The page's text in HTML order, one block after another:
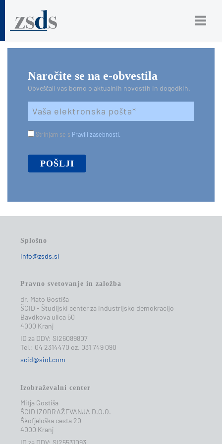
Naročite se na e-obvestila
Obveščali vas bomo o aktualnih novostih in dogodkih.
Strinjam se s Pravili zasebnosti.
Splošno
info@zsds.si
Pravno svetovanje in založba
dr. Mato Gostiša
ŠCID - Študijski center za industrijsko demokracijo
Bavdkova ulica 50
4000 Kranj
ID za DDV: SI26089807
Tel.: 04 2314470 oz. 031 749 090
scid@siol.com
Izobraževalni center
Mitja Gostiša
ŠCID IZOBRAŽEVANJA D.O.O.
Škofjeloška cesta 20
4000 Kranj
ID za DDV: SI25531093